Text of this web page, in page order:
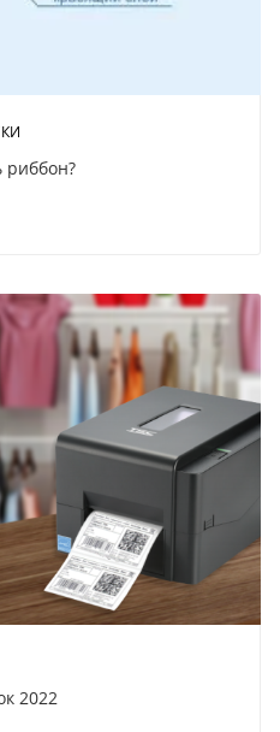
риббон?
2022